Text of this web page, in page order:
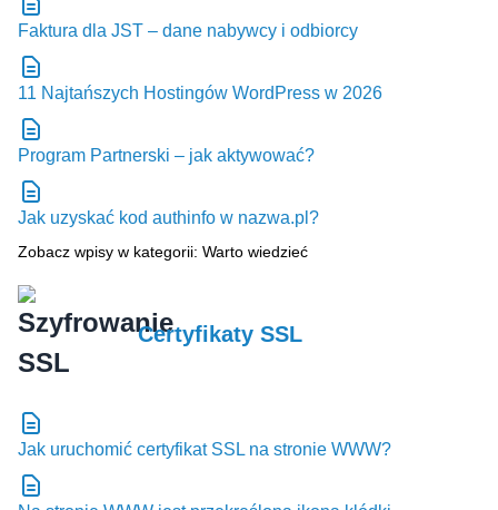
Faktura dla JST – dane nabywcy i odbiorcy
11 Najtańszych Hostingów WordPress w 2026
Program Partnerski – jak aktywować?
Jak uzyskać kod authinfo w nazwa.pl?
Zobacz wpisy w kategorii: Warto wiedzieć
Certyfikaty SSL
Jak uruchomić certyfikat SSL na stronie WWW?